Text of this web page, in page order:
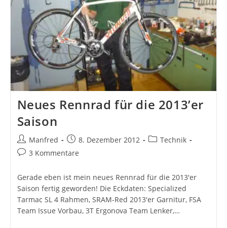
Neues Rennrad für die 2013’er
Saison
Beitrags-
Autor:
Manfred
Beitrag
veröffentlicht:
8. Dezember 2012
Beitrags-
Technik
Beitrags-
3 Kommentare
Gerade eben ist mein neues Rennrad für die 2013'er
Saison fertig geworden! Die Eckdaten: Specialized
Tarmac SL 4 Rahmen, SRAM-Red 2013'er Garnitur, FSA
Team Issue Vorbau, 3T Ergonova Team Lenker,…